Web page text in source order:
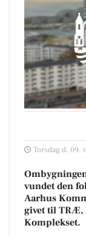
Torsdag d. 09.
vundet den
Aarhus
givet til TRÆ,
Komplekset.